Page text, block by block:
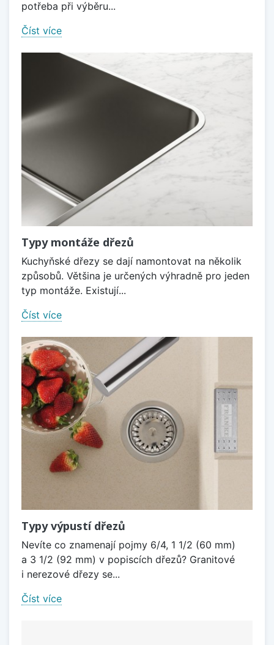
potřeba při výběru...
Číst více
Typy montáže dřezů
Kuchyňské dřezy se dají namontovat na několik
způsobů. Většina je určených výhradně pro jeden
typ montáže. Existují...
Číst více
Typy výpustí dřezů
Nevíte co znamenají pojmy 6/4, 1 1/2 (60 mm)
a 3 1/2 (92 mm) v popiscích dřezů? Granitové
i nerezové dřezy se...
Číst více